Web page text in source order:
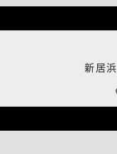
新居浜